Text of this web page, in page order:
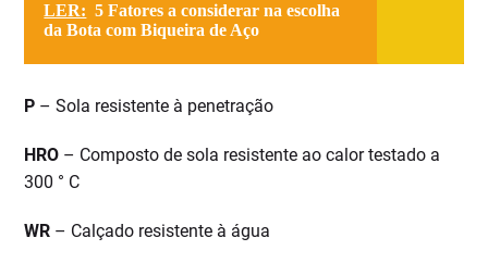
LER: 5 Fatores a considerar na escolha
da Bota com Biqueira de Aço
P – Sola resistente à penetração
HRO – Composto de sola resistente ao calor testado a
300 ° C
WR – Calçado resistente à água